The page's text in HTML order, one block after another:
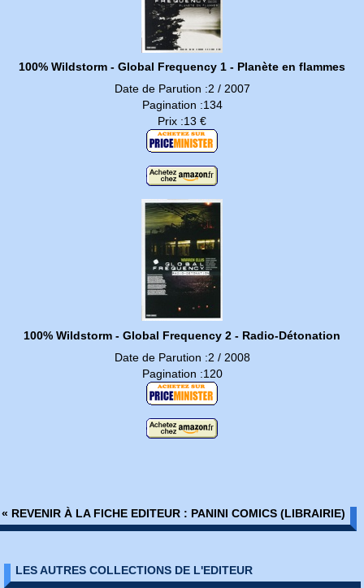
100% Wildstorm - Global Frequency 1 - Planète en flammes
Date de Parution :2 / 2007
Pagination :134
Prix :13 €
100% Wildstorm - Global Frequency 2 - Radio-Détonation
Date de Parution :2 / 2008
Pagination :120
« REVENIR À LA FICHE EDITEUR : PANINI COMICS (LIBRAIRIE)
LES AUTRES COLLECTIONS DE L'EDITEUR